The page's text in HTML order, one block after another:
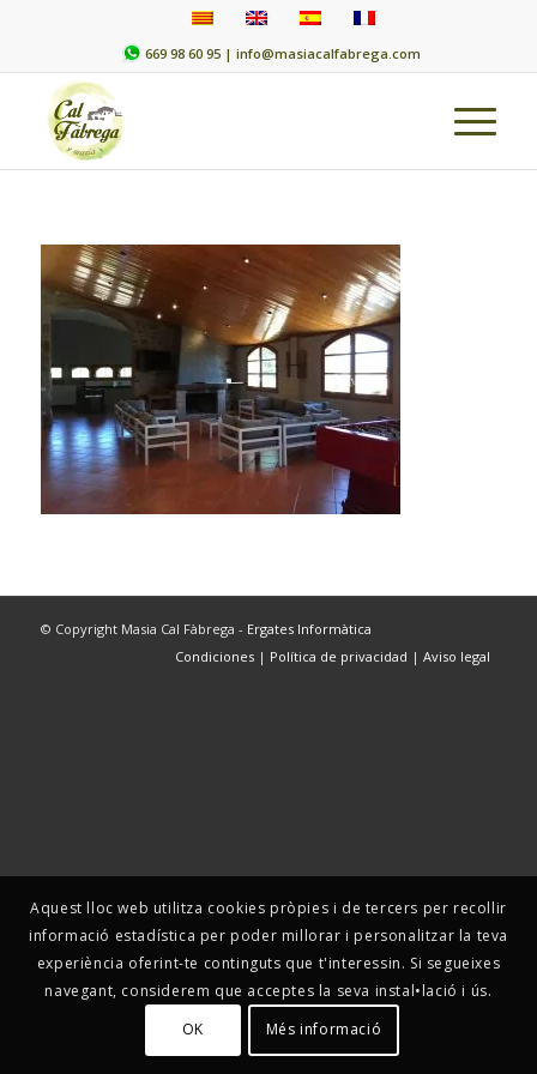
669 98 60 95 |info@masiacalfabrega.com
© Copyright Masia Cal Fàbrega - Ergates Informàtica
Condiciones | Política de privacidad |Aviso legal
Aquest lloc web utilitza cookies pròpies i de tercers per recollir
informació estadística per poder millorar i personalitzar la teva
experiència oferint-te continguts que t'interessin. Si segueixes
navegant, considerem que acceptes la seva instal•lació i ús.
OK
Més informació